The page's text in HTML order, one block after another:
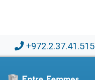
+972.2.37.41.515